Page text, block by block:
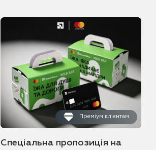
Преміум клієнтам
Спеціальна пропозиція на